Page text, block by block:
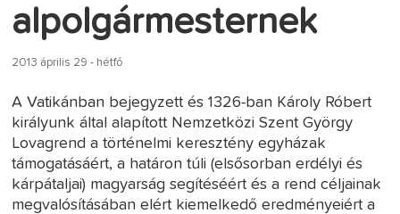
alpolgármesternek
2013 április 29 - hétfő
A Vatikánban bejegyzett és 1326-ban Károly Róbert
királyunk által alapított Nemzetközi Szent György
Lovagrend a történelmi keresztény egyházak
támogatásáért, a határon túli (elsősorban erdélyi és
kárpátaljai) magyarság segítéséért és a rend céljainak
megvalósításában elért kiemelkedő eredményeiért a